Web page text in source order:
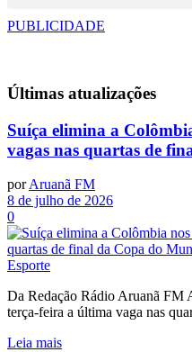
PUBLICIDADE
Últimas atualizações
Suíça elimina a
vagas nas quartas de
porAruanã FM
8 de julho de 2026
0
Esporte
Da Redação Rádio Aruanã FM
terça-feira a última vaga nas
Leia mais